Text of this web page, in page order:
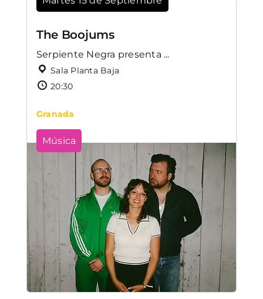
The Boojums
Serpiente Negra presenta ...
Sala Planta Baja
20:30
Granada
Música